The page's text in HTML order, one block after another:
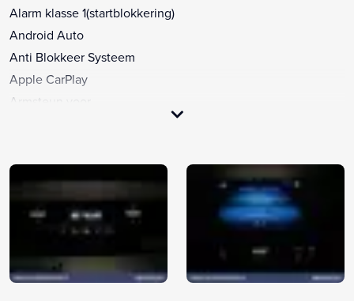
Alarm klasse 1(startblokkering)
Android Auto
Anti Blokkeer Systeem
Apple CarPlay
Armsteun voor
Bandenspanningscontrolesysteem
Bijrijdersbank
Buitenspiegels elektrisch inklapbaar
Buitenspiegels elektrisch verstel- en verwarmbaar
Centrale vergrendeling met afstandsbediening
Dimlichten automatisch